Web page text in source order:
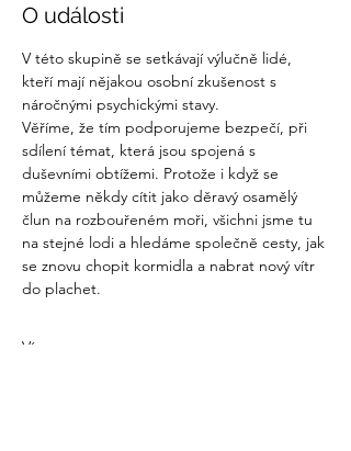
O události
V této skupině se setkávají výlučně lidé,
kteří mají nějakou osobní zkušenost s
náročnými psychickými stavy.
Věříme, že tím podporujeme bezpečí, při
sdílení témat, která jsou spojená s
duševními obtížemi. Protože i když se
můžeme někdy cítit jako děravý osamělý
člun na rozbouřeném moři, všichni jsme tu
na stejné lodi a hledáme společně cesty, jak
se znovu chopit kormidla a nabrat nový vítr
do plachet.
Více